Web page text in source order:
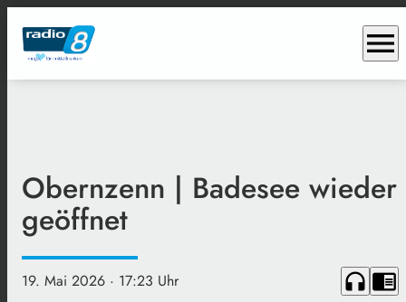
menu
Obernzenn | Badesee wieder
geöffnet
19. Mai 2026 · 17:23 Uhr headphones chrome_reader_mode